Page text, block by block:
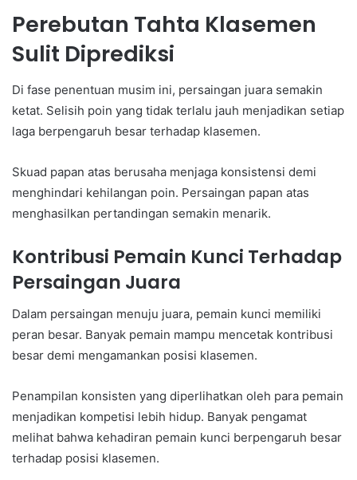
Perebutan Tahta Klasemen
Sulit Diprediksi
Di fase penentuan musim ini, persaingan juara semakin
ketat. Selisih poin yang tidak terlalu jauh menjadikan setiap
laga berpengaruh besar terhadap klasemen.
Skuad papan atas berusaha menjaga konsistensi demi
menghindari kehilangan poin. Persaingan papan atas
menghasilkan pertandingan semakin menarik.
Kontribusi Pemain Kunci Terhadap
Persaingan Juara
Dalam persaingan menuju juara, pemain kunci memiliki
peran besar. Banyak pemain mampu mencetak kontribusi
besar demi mengamankan posisi klasemen.
Penampilan konsisten yang diperlihatkan oleh para pemain
menjadikan kompetisi lebih hidup. Banyak pengamat
melihat bahwa kehadiran pemain kunci berpengaruh besar
terhadap posisi klasemen.